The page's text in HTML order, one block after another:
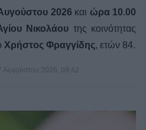
2026 και ώρα 10.00
Νικολάου της κοινότητας
Χρήστος Φραγγίδης, ετών 84.
7 Αυγούστου 2026, 08:42